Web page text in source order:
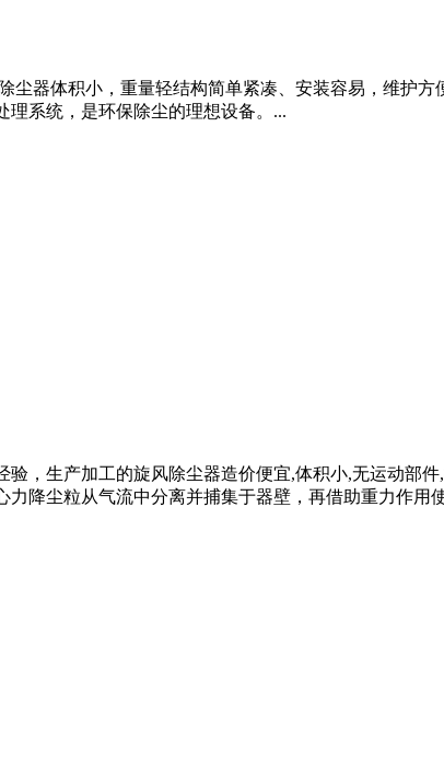
尘器体积小，重量轻结构简单紧凑、安装容易，维护
理系统，是环保除尘的理想设备。...
，生产加工的旋风除尘器造价便宜,体积小,无运动部
降尘粒从气流中分离并捕集于器壁，再借助重力作用